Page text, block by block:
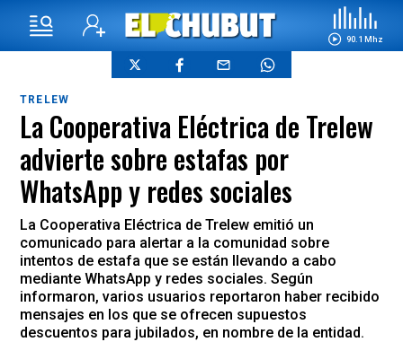
90.1 Mhz
TRELEW
La Cooperativa Eléctrica de Trelew
advierte sobre estafas por
WhatsApp y redes sociales
La Cooperativa Eléctrica de Trelew emitió un
comunicado para alertar a la comunidad sobre
intentos de estafa que se están llevando a cabo
mediante WhatsApp y redes sociales. Según
informaron, varios usuarios reportaron haber recibido
mensajes en los que se ofrecen supuestos
descuentos para jubilados, en nombre de la entidad.